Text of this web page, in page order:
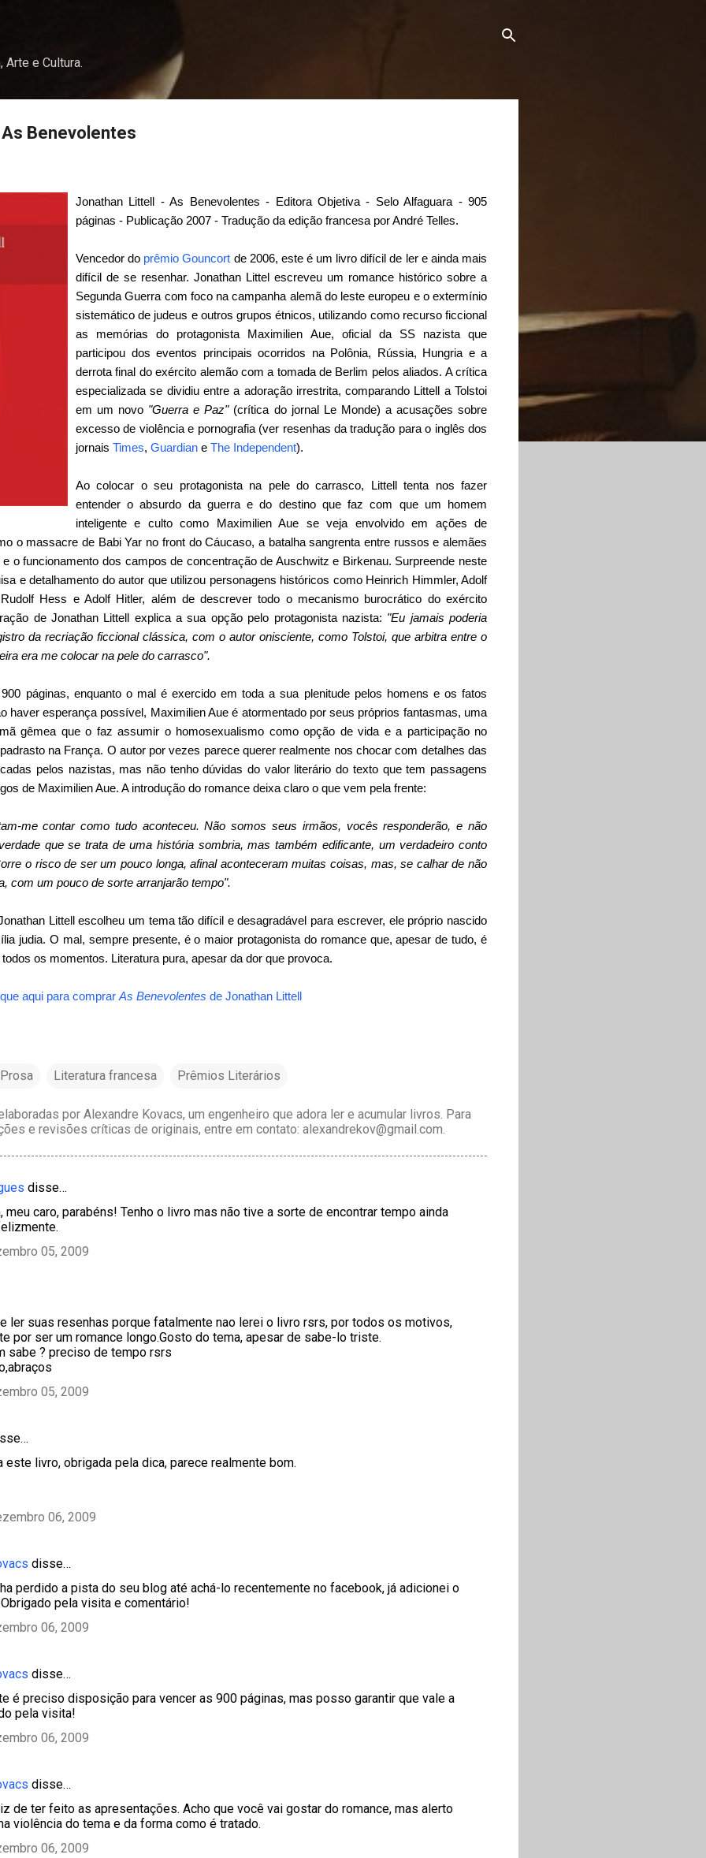
Arte e Cultura.
Benevolentes
Jonathan Littell - As Benevolentes - Editora Objetiva - Selo Alfaguara - 905
páginas - Publicação 2007 - Tradução da edição francesa por André Telles.
Vencedor do prêmio Gouncort de 2006, este é um livro difícil de ler e ainda mais
difícil de se resenhar. Jonathan Littel escreveu um romance histórico sobre a
Segunda Guerra com foco na campanha alemã do leste europeu e o extermínio
sistemático de judeus e outros grupos étnicos, utilizando como recurso ficcional
as memórias do protagonista Maximilien Aue, oficial da SS nazista que
participou dos eventos principais ocorridos na Polônia, Rússia, Hungria e a
derrota final do exército alemão com a tomada de Berlim pelos aliados. A crítica
especializada se dividiu entre a adoração irrestrita, comparando Littell a Tolstoi
em um novo "Guerra e Paz"(crítica do jornal Le Monde) a acusações sobre
excesso de violência e pornografia (ver resenhas da tradução para o inglês dos
jornais Times, Guardian e The Independent).
Ao colocar o seu protagonista na pele do carrasco, Littell tenta nos fazer
entender o absurdo da guerra e do destino que faz com que um homem
inteligente e culto como Maximilien Aue se veja envolvido em ações de
o massacre de Babi Yar no front do Cáucaso, a batalha sangrenta entre russos e alemães
o funcionamento dos campos de concentração de Auschwitz e Birkenau. Surpreende neste
e detalhamento do autor que utilizou personagens históricos como Heinrich Himmler, Adolf
Hess e Adolf Hitler, além de descrever todo o mecanismo burocrático do exército
de Jonathan Littell explica a sua opção pelo protagonista nazista: "Eu jamais poderia
da recriação ficcional clássica, com o autor onisciente, como Tolstoi, que arbitra entre o
era me colocar na pele do carrasco".
páginas, enquanto o mal é exercido em toda a sua plenitude pelos homens e os fatos
haver esperança possível, Maximilien Aue é atormentado por seus próprios fantasmas, uma
gêmea que o faz assumir o homosexualismo como opção de vida e a participação no
na França. O autor por vezes parece querer realmente nos chocar com detalhes das
pelos nazistas, mas não tenho dúvidas do valor literário do texto que tem passagens
de Maximilien Aue. A introdução do romance deixa claro o que vem pela frente:
me contar como tudo aconteceu. Não somos seus irmãos, vocês responderão, e não
que se trata de uma história sombria, mas também edificante, um verdadeiro conto
o risco de ser um pouco longa, afinal aconteceram muitas coisas, mas, se calhar de não
com um pouco de sorte arranjarão tempo".
Littell escolheu um tema tão difícil e desagradável para escrever, ele próprio nascido
judia. O mal, sempre presente, é o maior protagonista do romance que, apesar de tudo, é
os momentos. Literatura pura, apesar da dor que provoca.
aqui para comprar As Benevolentes de Jonathan Littell
Literatura francesa
Prêmios Literários
por Alexandre Kovacs, um engenheiro que adora ler e acumular livros. Para
e revisões críticas de originais, entre em contato: alexandrekov@gmail.com.
disse…
meu caro, parabéns! Tenho o livro mas não tive a sorte de encontrar tempo ainda
05, 2009
ler suas resenhas porque fatalmente nao lerei o livro rsrs, por todos os motivos,
por ser um romance longo.Gosto do tema, apesar de sabe-lo triste.
sabe ? preciso de tempo rsrs
05, 2009
este livro, obrigada pela dica, parece realmente bom.
06, 2009
disse…
perdido a pista do seu blog até achá-lo recentemente no facebook, já adicionei o
pela visita e comentário!
06, 2009
disse…
é preciso disposição para vencer as 900 páginas, mas posso garantir que vale a
pela visita!
06, 2009
disse…
de ter feito as apresentações. Acho que você vai gostar do romance, mas alerto
violência do tema e da forma como é tratado.
06, 2009